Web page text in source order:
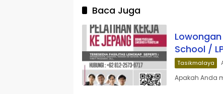
Penempatan di Berbagai
Kota Indonesia
Baca Juga
School /
Tasikmalaya
Apakah Anda